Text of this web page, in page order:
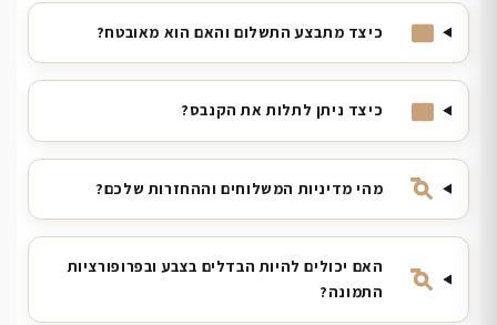
כיצד מתבצע התשלום והאם הוא מאובטח?
כיצד ניתן לתלות את הקנבס?
מהי מדיניות המשלוחים וההחזרות שלכם?
האם יכולים להיות הבדלים בצבע ובפרופורציות
התמונה?